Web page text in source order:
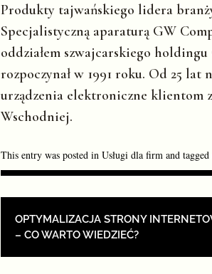
Produkty tajwańskiego lidera
Specjalistyczną aparaturą GW
oddziałem szwajcarskiego
rozpoczynał w 1991 roku. Od 25
urządzenia elektroniczne klientom
Wschodniej.
This entry was posted in Usługi dla firm and tagged
POST
OPTYMALIZACJA STRONY
– CO WARTO WIEDZIEĆ?